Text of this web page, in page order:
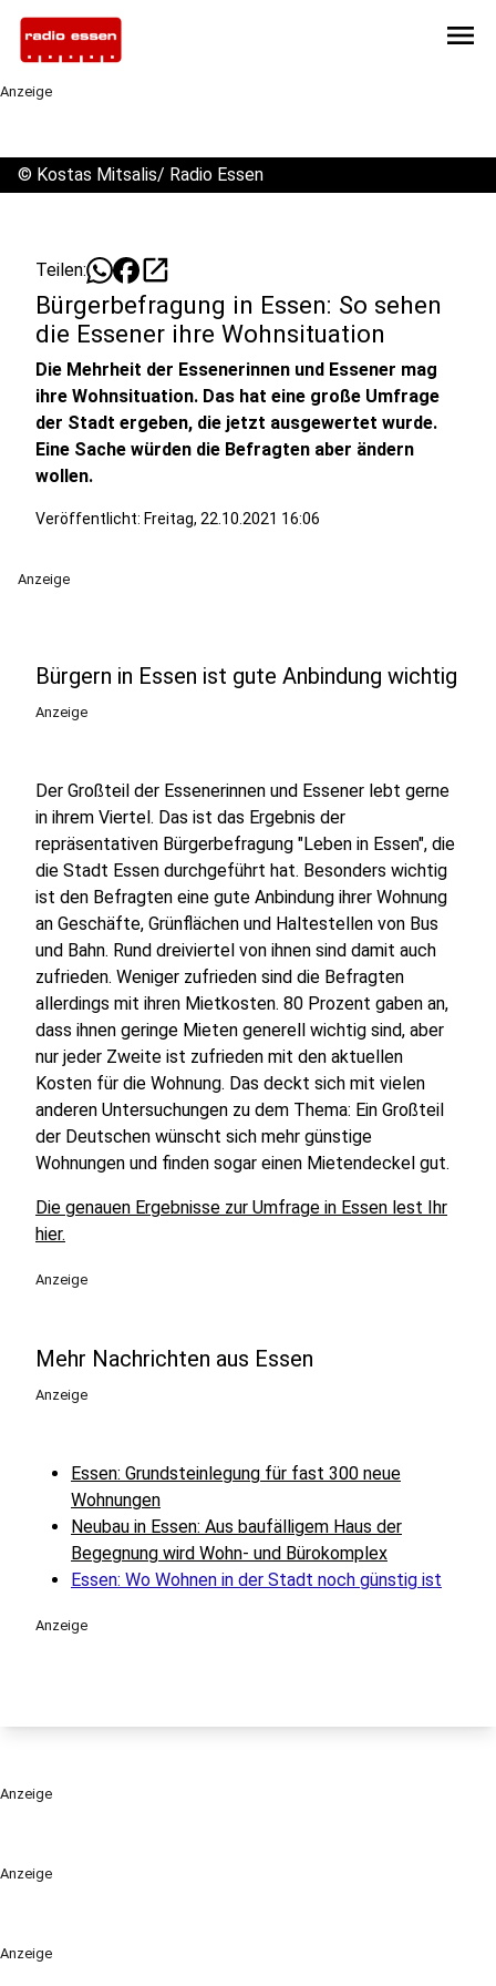
menu
Anzeige
Anzeige
Anzeige
© Kostas Mitsalis/ Radio Essen
Teilen: open_in_new
Bürgerbefragung in Essen: So sehen
die Essener ihre Wohnsituation
Die Mehrheit der Essenerinnen und Essener mag
ihre Wohnsituation. Das hat eine große Umfrage
der Stadt ergeben, die jetzt ausgewertet wurde.
Eine Sache würden die Befragten aber ändern
wollen.
Veröffentlicht: Freitag, 22.10.2021 16:06
Anzeige
Bürgern in Essen ist gute Anbindung wichtig
Anzeige
Der Großteil der Essenerinnen und Essener lebt gerne
in ihrem Viertel. Das ist das Ergebnis der
repräsentativen Bürgerbefragung "Leben in Essen", die
die Stadt Essen durchgeführt hat. Besonders wichtig
ist den Befragten eine gute Anbindung ihrer Wohnung
an Geschäfte, Grünflächen und Haltestellen von Bus
und Bahn. Rund dreiviertel von ihnen sind damit auch
zufrieden. Weniger zufrieden sind die Befragten
allerdings mit ihren Mietkosten. 80 Prozent gaben an,
dass ihnen geringe Mieten generell wichtig sind, aber
nur jeder Zweite ist zufrieden mit den aktuellen
Kosten für die Wohnung. Das deckt sich mit vielen
anderen Untersuchungen zu dem Thema: Ein Großteil
der Deutschen wünscht sich mehr günstige
Wohnungen und finden sogar einen Mietendeckel gut.
Die genauen Ergebnisse zur Umfrage in Essen lest Ihr
hier.
Anzeige
Mehr Nachrichten aus Essen
Anzeige
Essen: Grundsteinlegung für fast 300 neue
Wohnungen
Neubau in Essen: Aus baufälligem Haus der
Begegnung wird Wohn- und Bürokomplex
Essen: Wo Wohnen in der Stadt noch günstig ist
Anzeige
Anzeige